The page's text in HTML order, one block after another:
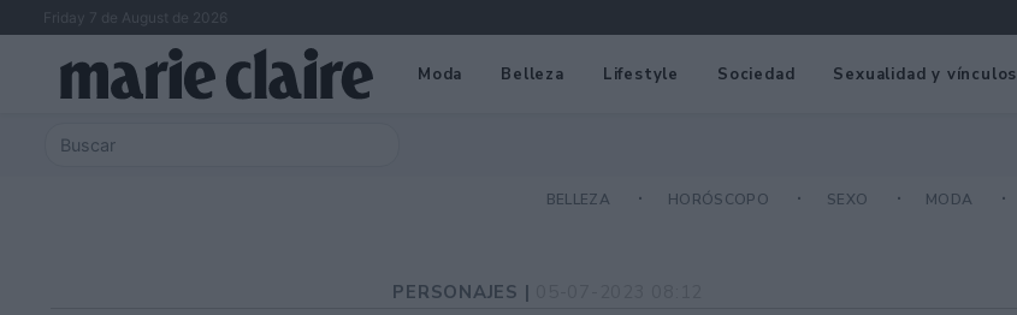
Friday 7 de August de 2026
Moda Belleza Lifestyle Sociedad Sexualidad y vínculos
BELLEZA HORÓSCOPO SEXO MODA
PERSONAJES |